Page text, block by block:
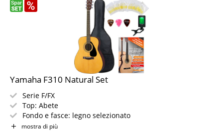
Yamaha F310 Natural Set
Serie F/FX
Top: Abete
Fondo e fasce: legno selezionato
Manico e tastiera: palissandro / legno selezionato
mostra di più